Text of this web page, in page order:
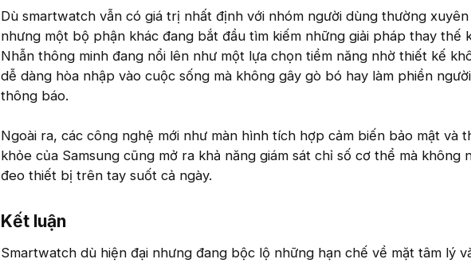
Dù smartwatch vẫn có giá trị nhất định với nhóm người dùng thường
nhưng một bộ phận khác đang bắt đầu tìm kiếm những giải pháp thay thế
Nhẫn thông minh đang nổi lên như một lựa chọn tiềm năng nhờ thiết kế
dễ dàng hòa nhập vào cuộc sống mà không gây gò bó hay làm phiền
thông báo.
Ngoài ra, các công nghệ mới như màn hình tích hợp cảm biến bảo mật và
khỏe của Samsung cũng mở ra khả năng giám sát chỉ số cơ thể mà không
đeo thiết bị trên tay suốt cả ngày.
Kết luận​
Smartwatch dù hiện đại nhưng đang bộc lộ những hạn chế về mặt tâm lý